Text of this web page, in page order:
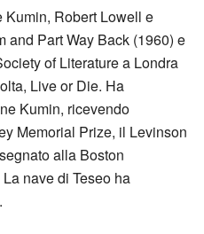
Kumin, Robert Lowell e
Part Way Back (1960) e
of Literature a Londra
Live or Die. Ha
Kumin, ricevendo
Memorial Prize, il Levinson
alla Boston
nave di Teseo ha